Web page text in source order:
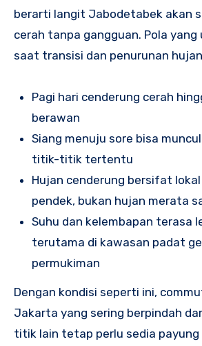
berarti langit Jabodetabek akan
cerah tanpa gangguan. Pola
saat transisi dan penurunan
Pagi hari cenderung cerah
berawan
Siang menuju sore bisa
titik-titik tertentu
Hujan cenderung bersifat
pendek, bukan hujan merata
Suhu dan kelembapan terasa
terutama di kawasan padat
permukiman
Dengan kondisi seperti ini,
Jakarta yang sering berpindah
titik lain tetap perlu sedia